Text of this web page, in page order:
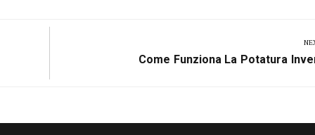
Next
Come Funziona La Potatura